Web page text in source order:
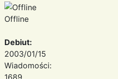
Offline
Debiut:
2003/01/15
Wiadomości:
1689